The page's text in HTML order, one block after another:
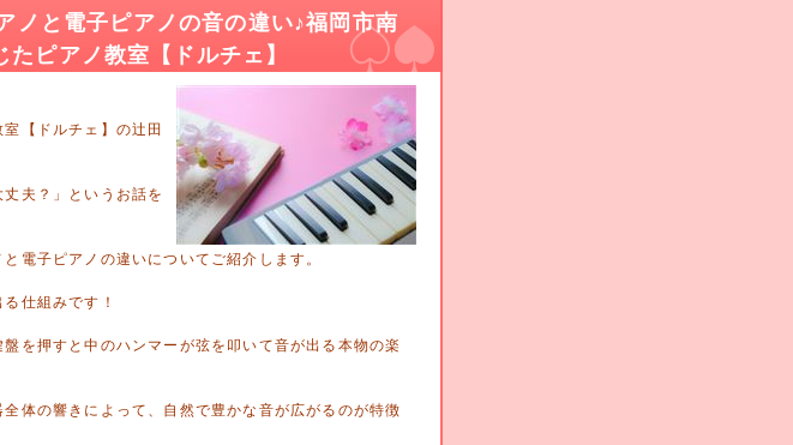
ノと電子ピアノの音の違い♪福岡市南
たピアノ教室【ドルチェ】
【ドルチェ】の辻田
夫？」というお話を
電子ピアノの違いについてご紹介します。
仕組みです！
を押すと中のハンマーが弦を叩いて音が出る本物の楽
体の響きによって、自然で豊かな音が広がるのが特徴